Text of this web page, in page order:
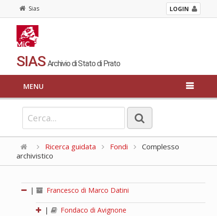
Sias LOGIN
SIAS Archivio di Stato di Prato
MENU
Ricerca guidata Fondi
Complesso
archivistico
| Francesco di Marco Datini
|
Fondaco di Avignone